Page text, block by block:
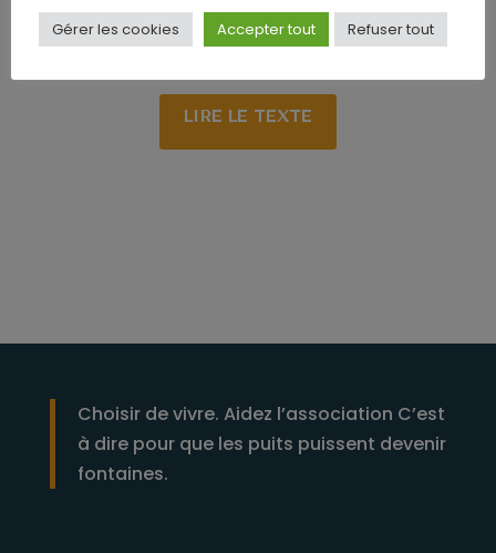
dysfonctionnalité systémique. Il a produit
des recommandations.
LIRE LE TEXTE
Choisir de vivre. Aidez l’association C’est
à dire pour que les puits puissent devenir
fontaines.
Gérer les cookies Accepter tout Refuser tout